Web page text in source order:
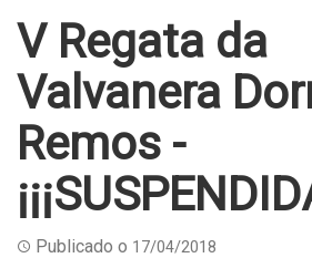
V Regata da
Valvanera
Remos -
Publicado o 17/04/2018